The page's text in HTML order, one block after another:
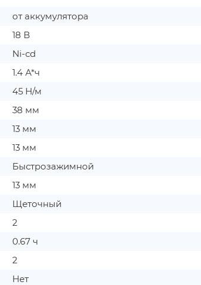
от аккумулятора
18 В
Ni-cd
1.4 А*ч
45 Н/м
38 мм
13 мм
13 мм
Быстрозажимной
13 мм
Щеточный
2
0.67 ч
2
Нет